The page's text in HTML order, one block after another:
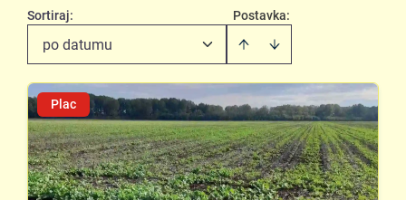
Postavka:
Sortiraj:
po datumu
Plac